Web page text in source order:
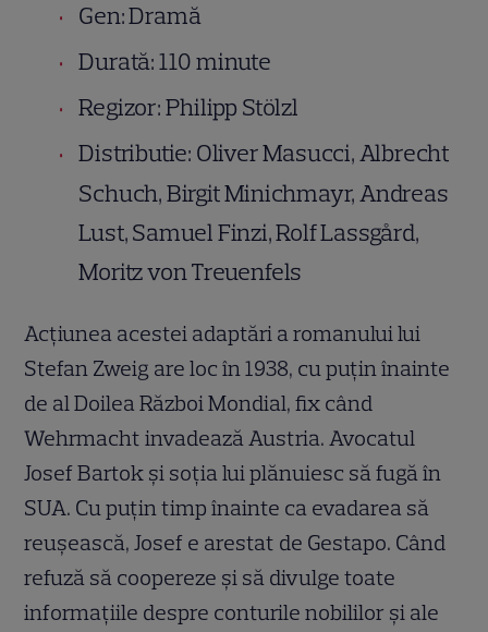
Gen: Dramă
Durată: 110 minute
Regizor: Philipp Stölzl
Distributie: Oliver Masucci, Albrecht
Schuch, Birgit Minichmayr, Andreas
Lust, Samuel Finzi, Rolf Lassgård,
Moritz von Treuenfels
Acţiunea acestei adaptări a romanului lui
Stefan Zweig are loc în 1938, cu puţin înainte
de al Doilea Război Mondial, fix când
Wehrmacht invadează Austria. Avocatul
Josef Bartok şi soţia lui plănuiesc să fugă în
SUA. Cu puţin timp înainte ca evadarea să
reuşească, Josef e arestat de Gestapo. Când
refuză să coopereze şi să divulge toate
informaţiile despre conturile nobililor şi ale